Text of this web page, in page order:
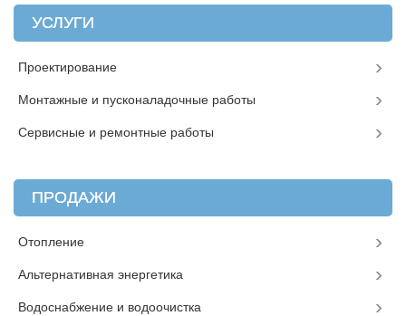
УСЛУГИ
Проектирование
Монтажные и пусконаладочные работы
Сервисные и ремонтные работы
ПРОДАЖИ
Отопление
Альтернативная энергетика
Водоснабжение и водоочистка